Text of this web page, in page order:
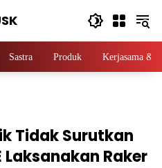
Sastra Produk Kerjasama &
Tidak Surutkan
Laksanakan Raker